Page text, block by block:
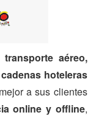
aéreo,
cadenas hoteleras
a sus clientes
online y offline,